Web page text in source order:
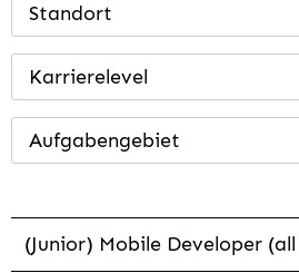
Standort
Karrierelevel
Aufgabengebiet
(Junior) Mobile Developer